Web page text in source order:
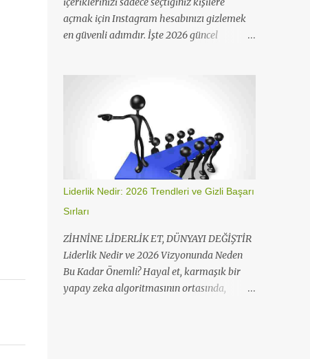
girerek tüm geçmiş beğenilerinizi
görüntüleyin. Instagram uygulamasında
Masaüstü (Web) Adımları Bilgisayarınızdan
Instagram.com adresine gidin ve giriş yapın.
Sol alt taraftaki Daha Fazla (üç çizgi)
seçeneğine tıklayın. Hareket...
açmak için Instagram hesabınızı gizlemek
en güvenli adımdır. İşte 2026 güncel
platformun sürekli güncellenen menü yapısı
nedeniyle zaman zaman yer değiştirebilir.
Aşağıdaki adımlar, en son uygulama
sürümüne göre optimize edilmiştir. Mobil
Uygulama Üzerinden Adımlar (iOS ve
Android) Kullanıcıların büyük çoğunluğu bu
tamamlamaktadır. İşte 30 saniyede hesap
gizleme: Instagram uygulamasını açın ve
sağ alt köşedeki Profil fotoğrafınıza
dokunun. Sağ üstteki Üç Çizgi (Menü )
ikonuna tıklayarak Ayarlar ve Gizlilik
Liderlik Nedir: 2026 Trendleri ve Gizli Başarı
Sırları
ZİHNİNE LİDERLİK ET, DÜNYAYI DEĞİŞTİR
Liderlik Nedir ve 2026 Vizyonunda Neden
Bu Kadar Önemli? Hayal et, karmaşık bir
yapay zeka algoritmasının ortasında,